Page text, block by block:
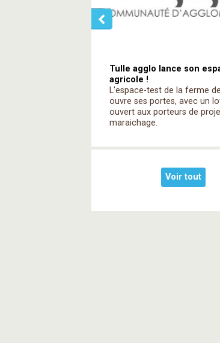
Tulle agglo lance son
agricole !
L'espace-test de la ferme
ouvre ses portes, avec un
ouvert aux porteurs de
maraichage.
Voir tout